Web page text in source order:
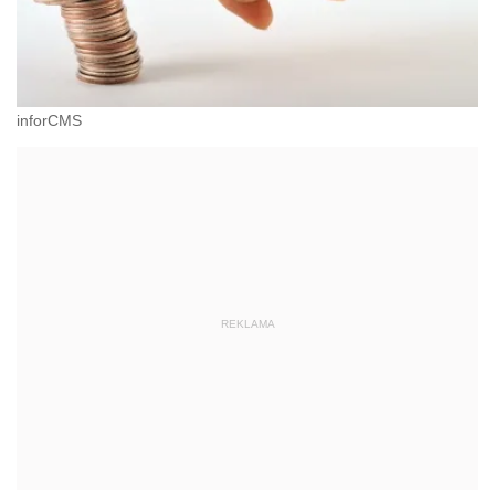
inforCMS